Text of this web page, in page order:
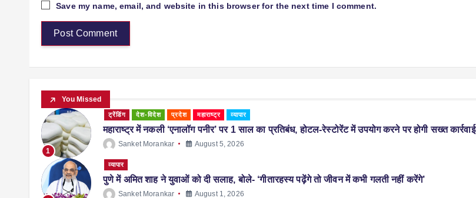
Save my name, email, and website in this browser for the next time I comment.
You Missed
1
ट्रेंडिंग देश-विदेश प्रदेश महाराष्ट्र व्यापार
महाराष्ट्र में नकली ‘एनालॉग पनीर’ पर 1 साल का प्रतिबंध, होटल-रेस्टोरेंट में उपयोग करने पर होगी सख्त कार्रवाई
Sanket Morankar August 5, 2026
व्यापार
पुणे में अमित शाह ने युवाओं को दी सलाह, बोले- ‘गीतारहस्य पढ़ेंगे तो जीवन में कभी गलती नहीं करेंगे’
Sanket Morankar August 1, 2026